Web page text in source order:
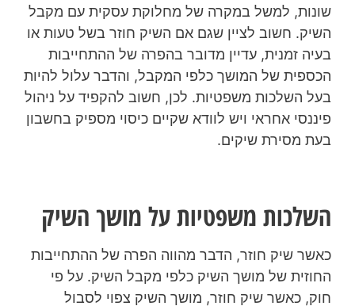
שונות, למשל במקרה של מחלוקת עסקית עם מקבל
השיק. חשוב לציין שגם אם השיק חוזר בשל טעות או
בעיה זמנית, עדיין מדובר בהפרה של ההתחייבות
הכספית של המושך כלפי המקבל, והדבר עלול להיות
בעל השלכות משפטיות. לכן, חשוב להקפיד על ניהול
פיננסי אחראי ויש לוודא שקיים כיסוי מספיק בחשבון
בעת מסירת שיקים.
השלכות משפטיות על מושך השיק
כאשר שיק חוזר, הדבר מהווה הפרה של ההתחייבות
החוזית של מושך השיק כלפי מקבל השיק. על פי
חוק, כאשר שיק חוזר, מושך השיק צפוי לסבול